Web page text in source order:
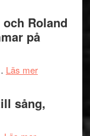
Delvis
bortom
terräng
–
Roland
på
Läs merom
Hannes
sång,